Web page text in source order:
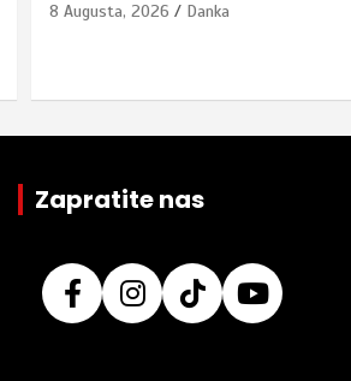
8 Augusta, 2026 Danka
Zapratite nas